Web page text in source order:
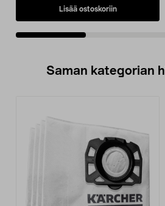
Lisää ostoskoriin
Saman kategorian